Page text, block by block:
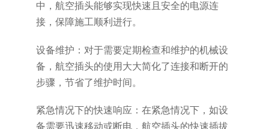
中，航空插头能够实现快速且安全的电源连
接，保障施工顺利进行。
设备维护：对于需要定期检查和维护的机械设
备，航空插头的使用大大简化了连接和断开的
步骤，节省了维护时间。
紧急情况下的快速响应：在紧急情况下，如设
备需要迅速移动或断电，航空插头的快速插拔